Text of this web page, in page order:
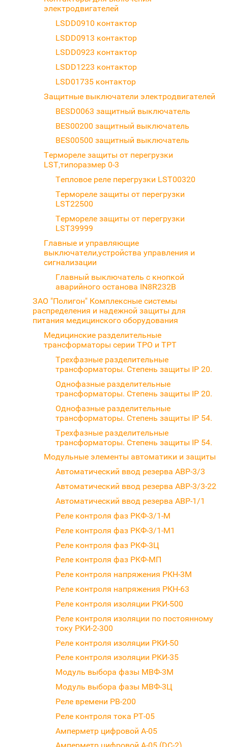
электродвигателей
LSDD0910 контактор
LSDD0913 контактор
LSDD0923 контактор
LSDD1223 контактор
LSD01735 контактор
Защитные выключатели электродвигателей
BESD0063 защитный выключатель
BES00200 защитный выключатель
BES00500 защитный выключатель
Термореле защиты от перегрузки
LST,типоразмер 0-3
Тепловое реле перегрузки LST00320
Термореле защиты от перегрузки
LST22500
Термореле защиты от перегрузки
LST39999
Главные и управляющие
выключатели,устройства управления и
сигнализации
Главный выключатель с кнопкой
аварийного останова IN8R232B
ЗАО "Полигон" Комплексные системы
распределения и надежной защиты для
питания медицинского оборудования
Медицинские разделительные
трансформаторы серии ТРО и ТРТ
Трехфазные разделительные
трансформаторы. Степень защиты IP 20.
Однофазные разделительные
трансформаторы. Степень защиты IP 20.
Однофазные разделительные
трансформаторы. Степень защиты IP 54.
Трехфазные разделительные
трансформаторы. Степень защиты IP 54.
Модульные элементы автоматики и защиты
Автоматический ввод резерва АВР-3/3
Автоматический ввод резерва АВР-3/3-22
Автоматический ввод резерва АВР-1/1
Реле контроля фаз РКФ-3/1-М
Реле контроля фаз РКФ-3/1-М1
Реле контроля фаз РКФ-3Ц
Реле контроля фаз РКФ-МП
Реле контроля напряжения РКН-3М
Реле контроля напряжения РКН-63
Реле контроля изоляции РКИ-500
Реле контроля изоляции по постоянному
току РКИ-2-300
Реле контроля изоляции РКИ-50
Реле контроля изоляции РКИ-35
Модуль выбора фазы МВФ-3М
Модуль выбора фазы МВФ-3Ц
Реле времени РВ-200
Реле контроля тока РТ-05
Амперметр цифровой А-05